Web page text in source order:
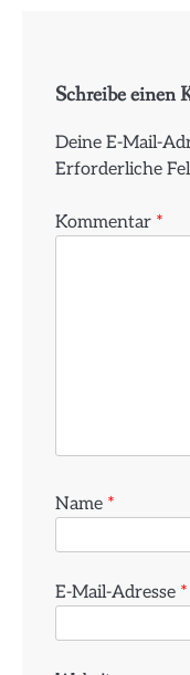
Schreibe einen
Deine E-Mail-
Erforderliche
Kommentar *
Name *
E-Mail-Adresse *